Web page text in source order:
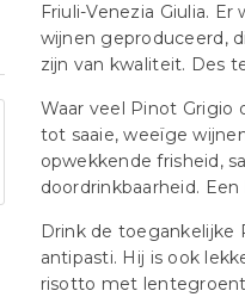
Friuli-Venezia Giulia.
wijnen geproduceerd,
zijn van kwaliteit. Des
Waar veel Pinot Grigio
tot saaie, weeïge
opwekkende frisheid,
doordrinkbaarheid.
Drink de toegankelijke
antipasti. Hij is ook
risotto met